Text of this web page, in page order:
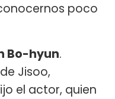
poco
Bo-hyun.
Jisoo,
el actor, quien